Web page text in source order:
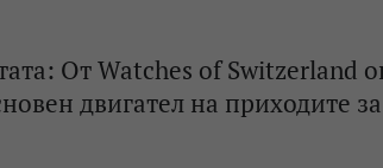
От Watches of Switzerland
двигател на приходите за